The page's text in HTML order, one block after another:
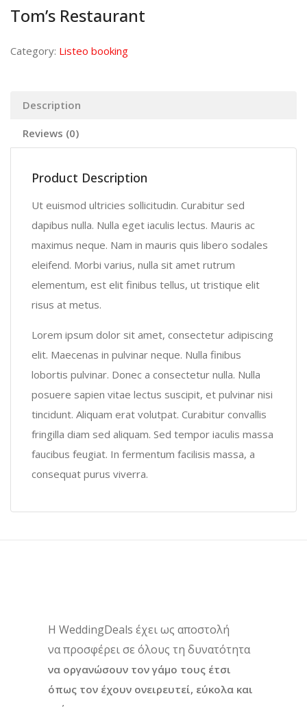
Tom’s Restaurant
Category: Listeo booking
Description
Reviews (0)
Product Description
Ut euismod ultricies sollicitudin. Curabitur sed
dapibus nulla. Nulla eget iaculis lectus. Mauris ac
maximus neque. Nam in mauris quis libero sodales
eleifend. Morbi varius, nulla sit amet rutrum
elementum, est elit finibus tellus, ut tristique elit
risus at metus.
Lorem ipsum dolor sit amet, consectetur adipiscing
elit. Maecenas in pulvinar neque. Nulla finibus
lobortis pulvinar. Donec a consectetur nulla. Nulla
posuere sapien vitae lectus suscipit, et pulvinar nisi
tincidunt. Aliquam erat volutpat. Curabitur convallis
fringilla diam sed aliquam. Sed tempor iaculis massa
faucibus feugiat. In fermentum facilisis massa, a
consequat purus viverra.
H WeddingDeals έχει ως αποστολή
να προσφέρει σε όλους τη δυνατότητα
να οργανώσουν τον γάμο τους έτσι
όπως τον έχουν ονειρευτεί, εύκολα και